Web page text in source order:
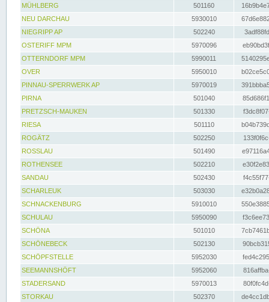
MÜHLBERG
501160
NEU DARCHAU
5930010
NIEGRIPP AP
502240
OSTERIFF MPM
5970096
OTTERNDORF MPM
5990011
OVER
5950010
PINNAU-SPERRWERK AP
5970019
PIRNA
501040
PRETZSCH-MAUKEN
501330
RIESA
501110
ROGÄTZ
502250
ROSSLAU
501490
ROTHENSEE
502210
SANDAU
502430
SCHARLEUK
503030
SCHNACKENBURG
5910010
SCHULAU
5950090
SCHÖNA
501010
SCHÖNEBECK
502130
SCHÖPFSTELLE
5952030
SEEMANNSHÖFT
5952060
STADERSAND
5970013
STORKAU
502370